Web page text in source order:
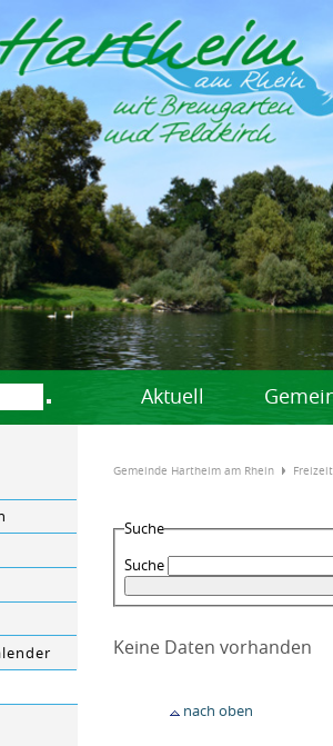
Aktuell
Gemeinde Hartheim am Rhein
Suche
Suche
Keine Daten vorhanden
nach oben